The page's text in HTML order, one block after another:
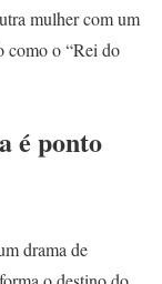
mulher com um
como o “Rei do
é ponto
drama de